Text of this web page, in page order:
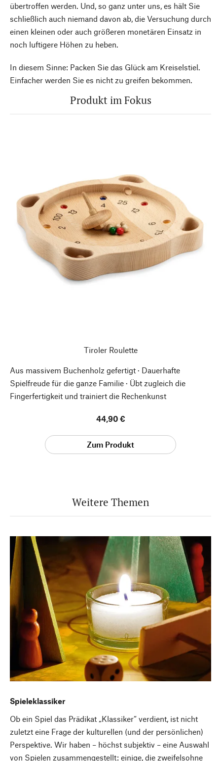
übertroffen werden. Und, so ganz unter uns, es hält Sie
schließlich auch niemand davon ab, die Versuchung durch
einen kleinen oder auch größeren monetären Einsatz in
noch luftigere Höhen zu heben.
In diesem Sinne: Packen Sie das Glück am Kreiselstiel.
Einfacher werden Sie es nicht zu greifen bekommen.
Produkt im Fokus
Tiroler Roulette
Aus massivem Buchenholz gefertigt · Dauerhafte
Spielfreude für die ganze Familie · Übt zugleich die
Fingerfertigkeit und trainiert die Rechenkunst
44,90 €
Zum Produkt
Weitere Themen
Spieleklassiker
Ob ein Spiel das Prädikat „Klassiker“ verdient, ist nicht
zuletzt eine Frage der kulturellen (und der persönlichen)
Perspektive. Wir haben – höchst subjektiv – eine Auswahl
von Spielen zusammengestellt: einige, die zweifelsohne